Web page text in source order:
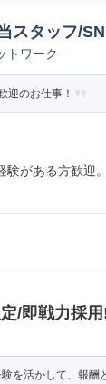
スタッフ/
トワーク
迎のお仕事！
がある方歓迎
/即戦力採
呼び込み案
を活かして、報酬